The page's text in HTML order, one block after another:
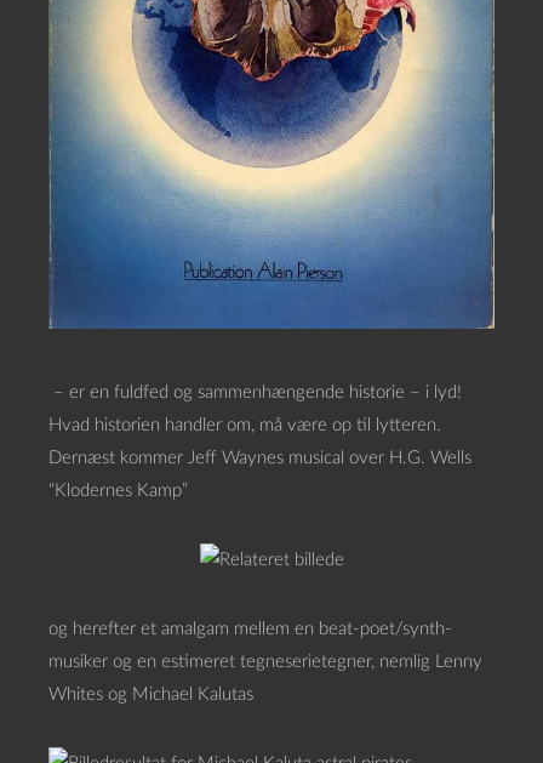
– er en fuldfed og sammenhængende historie – i lyd!
Hvad historien handler om, må være op til lytteren.
Dernæst kommer Jeff Waynes musical over H.G. Wells
“Klodernes Kamp”
og herefter et amalgam mellem en beat-poet/synth-
musiker og en estimeret tegneserietegner, nemlig Lenny
Whites og Michael Kalutas